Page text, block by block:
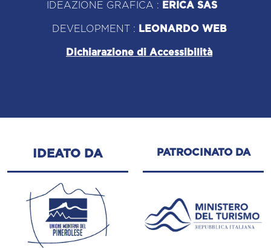
IDEAZIONE GRAFICA : ERICA SAS
DEVELOPMENT : LEONARDO WEB
Dichiarazione di Accessibilità
IDEATO DA PATROCINATO DA